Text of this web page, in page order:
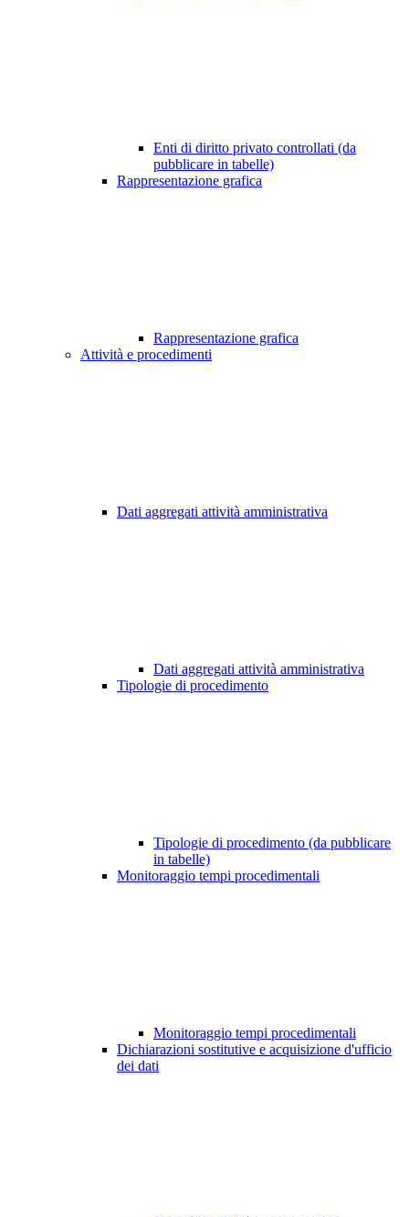
Enti di diritto privato controllati (da
pubblicare in tabelle)
Rappresentazione grafica
Rappresentazione grafica
Attività e procedimenti
Dati aggregati attività amministrativa
Dati aggregati attività amministrativa
Tipologie di procedimento
Tipologie di procedimento (da pubblicare
in tabelle)
Monitoraggio tempi procedimentali
Monitoraggio tempi procedimentali
Dichiarazioni sostitutive e acquisizione d'ufficio
dei dati